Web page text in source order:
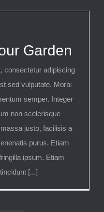
Garden
consectetur adipiscing
sed vulputate. Morbi
semper. Integer
non scelerisque
justo, facilisis a
purus. Etiam
ipsum. Etiam
[...]